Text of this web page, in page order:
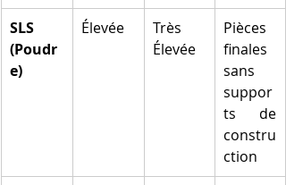
SLS
(Poudr
e)
Élevée
Très
Élevée
Pièces
finales
sans
suppor
ts de
constru
ction